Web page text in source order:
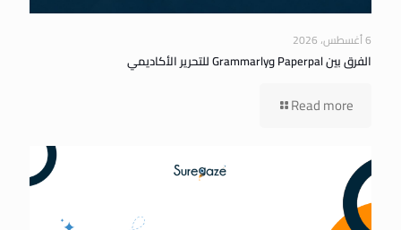
6 أغسطس، 2026
الفرق بين Paperpal وGrammarly للتحرير الأكاديمي
Read more